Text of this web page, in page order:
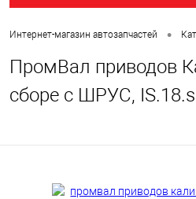
Интернет-магазин автозапчастей •
ПромВал приводов
сборе с ШРУС,